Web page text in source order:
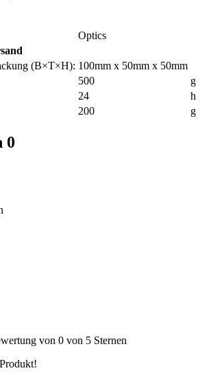
Optics
(B×T×H): 100mm x 50mm x 50mm
500
g
24
h
200 g
0
von 0 von 5 Sternen